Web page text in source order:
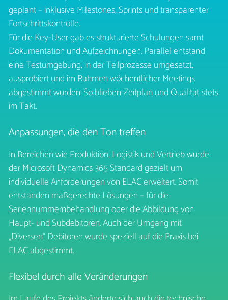
geplant – inklusive Milestones, Sprints und transparenter
Fortschrittskontrolle.
Für die Key-User gab es strukturierte Schulungen samt
Dokumentation und Aufzeichnungen. Parallel entstand
eine Testumgebung, in der Teilprozesse umgesetzt,
ausprobiert und im Rahmen wöchentlicher Meetings
abgestimmt wurden. So blieben Zeitplan und Qualität stets
im Takt.
Anpassungen, die den Ton treffen
In Bereichen wie Produktion, Logistik und Vertrieb wurde
der Microsoft Dynamics 365 Standard gezielt um
individuelle Anforderungen von ELAC erweitert. Somit
entstanden maßgerechte Lösungen – für die
Seriennummernbehandlung oder die Abbildung von
Haupt- und Subdebitoren. Auch der Umgang mit
„Diversen“ Debitoren wurde speziell auf die Praxis bei
ELAC abgestimmt.
Flexibel durch alle Veränderungen